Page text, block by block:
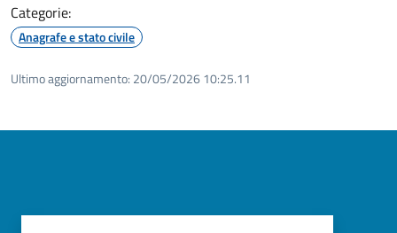
Categorie:
Anagrafe e stato civile
Ultimo aggiornamento: 20/05/2026 10:25.11